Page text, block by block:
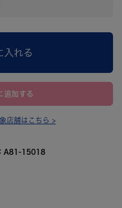
入れる
追加する
店舗はこちら >
A81-15018